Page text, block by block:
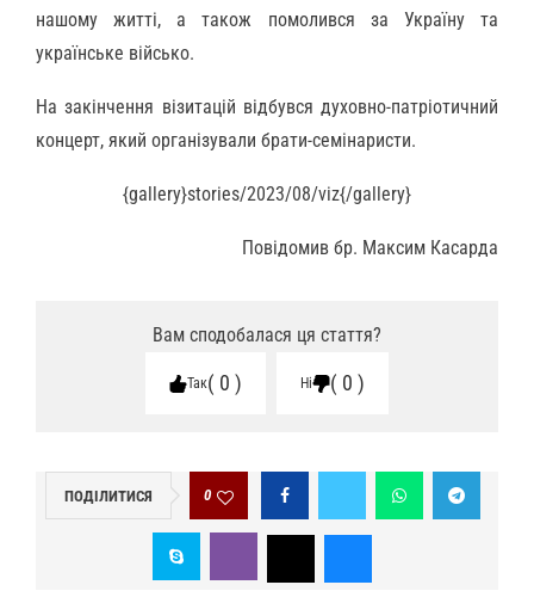
нашому житті, а також помолився за Україну та
українське військо.
На закінчення візитацій відбувся духовно-патріотичний
концерт, який організували брати-семінаристи.
{gallery}stories/2023/08/viz{/gallery}
Повідомив бр. Максим Касарда
Вам сподобалася ця стаття?
Так 0 Ні 0
ПОДІЛИТИСЯ 0